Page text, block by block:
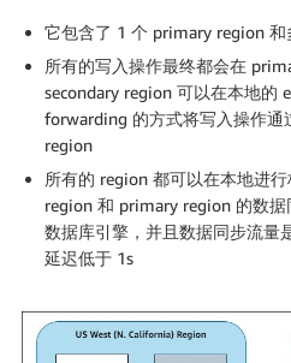
它包含了 1 个 primary region 和
所有的写入操作最终都会在
secondary region 可以在本地的
forwarding 的方式将写入操作通
region
所有的 region 都可以在本地进
region 和 primary region 的数据
数据库引擎，并且数据同步流量
延迟低于 1s